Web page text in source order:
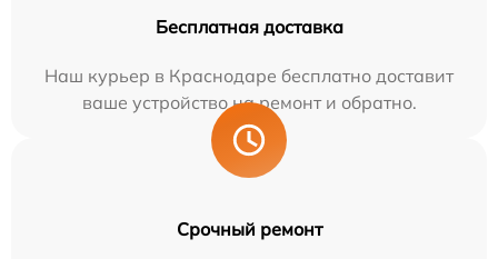
Бесплатная доставка
Наш курьер в Краснодаре бесплатно доставит
ваше устройство на ремонт и обратно.
Срочный ремонт